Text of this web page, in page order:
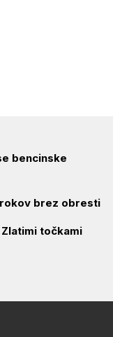
bencinske
brez obresti
točkami